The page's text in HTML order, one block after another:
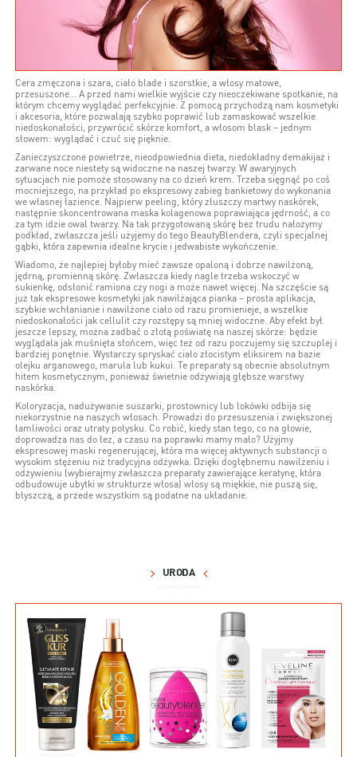
Cera zmęczona i szara, ciało blade i szorstkie, a włosy matowe,
przesuszone… A przed nami wielkie wyjście czy nieoczekiwane spotkanie, na
którym chcemy wyglądać perfekcyjnie. Z pomocą przychodzą nam kosmetyki
i akcesoria, które pozwalają szybko poprawić lub zamaskować wszelkie
niedoskonałości, przywrócić skórze komfort, a włosom blask – jednym
słowem: wyglądać i czuć się pięknie.
Zanieczyszczone powietrze, nieodpowiednia dieta, niedokładny demakijaż i
zarwane noce niestety są widoczne na naszej twarzy. W awaryjnych
sytuacjach nie pomoże stosowany na co dzień krem. Trzeba sięgnąć po coś
mocniejszego, na przykład po ekspresowy zabieg bankietowy do wykonania
we własnej łazience. Najpierw peeling, który złuszczy martwy naskórek,
następnie skoncentrowana maska kolagenowa poprawiająca jędrność, a co
za tym idzie owal twarzy. Na tak przygotowaną skórę bez trudu nałożymy
podkład, zwłaszcza jeśli użyjemy do tego BeautyBlendera, czyli specjalnej
gąbki, która zapewnia idealne krycie i jedwabiste wykończenie.
Wiadomo, że najlepiej byłoby mieć zawsze opaloną i dobrze nawilżoną,
jędrną, promienną skórę. Zwłaszcza kiedy nagle trzeba wskoczyć w
sukienkę, odsłonić ramiona czy nogi a może nawet więcej. Na szczęście są
już tak ekspresowe kosmetyki jak nawilżająca pianka – prosta aplikacja,
szybkie wchłanianie i nawilżone ciało od razu promienieje, a wszelkie
niedoskonałości jak cellulit czy rozstępy są mniej widoczne. Aby efekt był
jeszcze lepszy, można zadbać o złotą poświatę na naszej skórze: będzie
wyglądała jak muśnięta słońcem, więc też od razu poczujemy się szczuplej i
bardziej ponętnie. Wystarczy spryskać ciało złocistym eliksirem na bazie
olejku arganowego, marula lub kukui. Te preparaty są obecnie absolutnym
hitem kosmetycznym, ponieważ świetnie odżywiają głębsze warstwy
naskórka.
Koloryzacja, nadużywanie suszarki, prostownicy lub lokówki odbija się
niekorzystnie na naszych włosach. Prowadzi do przesuszenia i zwiększonej
łamliwości oraz utraty połysku. Co robić, kiedy stan tego, co na głowie,
doprowadza nas do łez, a czasu na poprawki mamy mało? Użyjmy
ekspresowej maski regenerującej, która ma więcej aktywnych substancji o
wysokim stężeniu niż tradycyjna odżywka. Dzięki dogłębnemu nawilżeniu i
odżywieniu (wybierajmy zwłaszcza preparaty zawierające keratynę, która
odbudowuje ubytki w strukturze włosa) włosy są miękkie, nie puszą się,
błyszczą, a przede wszystkim są podatne na układanie.
URODA